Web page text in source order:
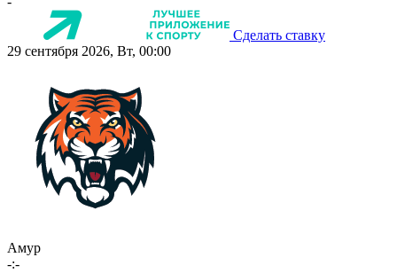
Сделать ставку
29 сентября 2026, Вт, 00:00
Амур
-:-